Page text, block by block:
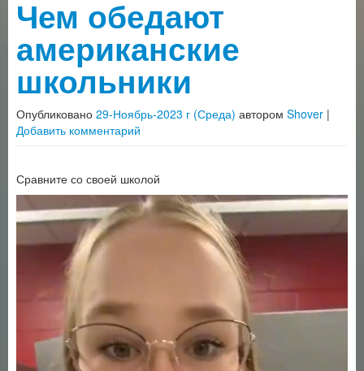
Чем обедают
американские
школьники
Опубликовано 29-Ноябрь-2023 г (Среда) автором Shover |
Добавить комментарий
Сравните со своей школой